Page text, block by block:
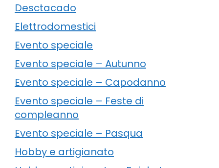
Desctacado
Elettrodomestici
Evento speciale
Evento speciale – Autunno
Evento speciale – Capodanno
Evento speciale – Feste di
compleanno
Evento speciale – Pasqua
Hobby e artigianato